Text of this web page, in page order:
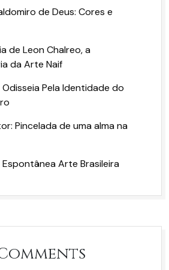
de Deus: Cores e
de Leon Chalreo, a
da Arte Naif
Pela Identidade do
Pincelada de uma alma na
Arte Brasileira